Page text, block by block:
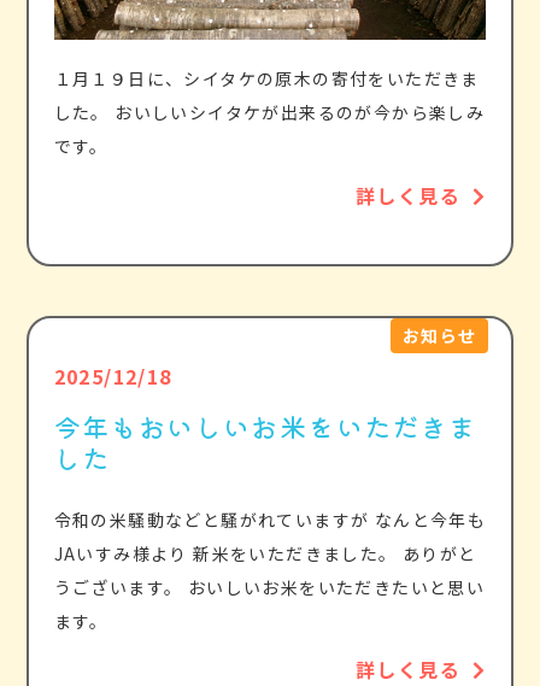
１月１９日に、シイタケの原木の寄付をいただきま
した。 おいしいシイタケが出来るのが今から楽しみ
です。
詳しく見る
お知らせ
2025/12/18
今年もおいしいお米をいただきま
した
令和の米騒動などと騒がれていますが なんと今年も
JAいすみ様より 新米をいただきました。 ありがと
うございます。 おいしいお米をいただきたいと思い
ます。
詳しく見る